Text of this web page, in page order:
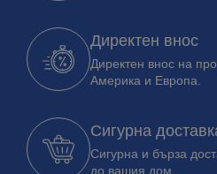
Директен внос
Директен внос на
Америка и Европа.
Сигурна
Сигурна и бърза
до вашия дом.